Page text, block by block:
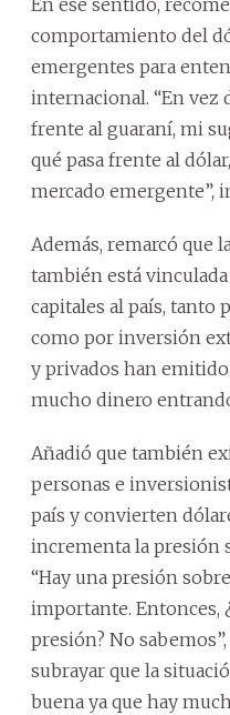
comportamiento del
emergentes para
internacional. “En vez
frente al guaraní, mi
qué pasa frente al
mercado emergente”,
Además, remarcó que
también está
capitales al país, tanto
como por inversión
y privados han emitido
mucho dinero
Añadió que también
personas e
país y convierten
incrementa la presión
“Hay una presión
importante. Entonces,
presión? No
subrayar que la
buena ya que hay